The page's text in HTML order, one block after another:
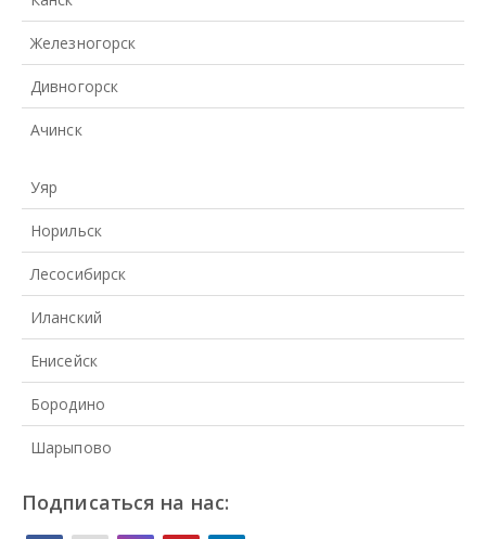
Железногорск
Дивногорск
Ачинск
Уяр
Норильск
Лесосибирск
Иланский
Енисейск
Бородино
Шарыпово
Подписаться на нас: